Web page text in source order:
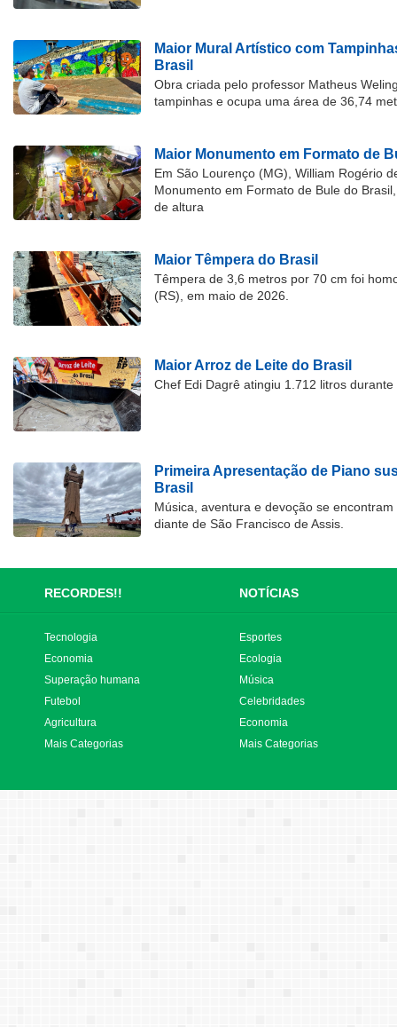
Maior Mural Artístico com
Brasil
Obra criada pelo professor Matheus
tampinhas e ocupa uma área de 36,74
Maior Monumento em Formato de
Em São Lourenço (MG), William Rogério
Monumento em Formato de Bule do
de altura
Maior Têmpera do Brasil
Têmpera de 3,6 metros por 70 cm foi
(RS), em maio de 2026.
Maior Arroz de Leite do Brasil
Chef Edi Dagrê atingiu 1.712 litros
Primeira Apresentação de Piano
Brasil
Música, aventura e devoção se
diante de São Francisco de Assis.
RECORDES!! NOTÍCIAS
Tecnologia
Economia
Superação humana
Futebol
Agricultura
Mais Categorias
Esportes
Ecologia
Música
Celebridades
Economia
Mais Categorias